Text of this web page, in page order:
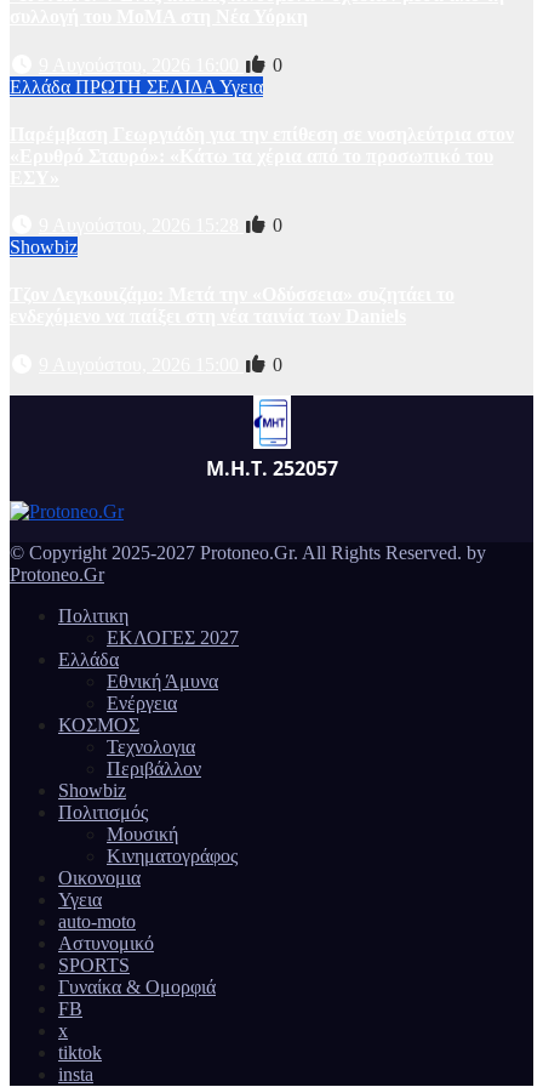
0
Ελλάδα ΠΡΩΤΗ ΣΕΛΙΔΑ Υγεια
0
Showbiz
0
Μ.Η.Τ. 252057
© Copyright 2025-2027 Protoneo.Gr. All Rights Reserved. by
Protoneo.Gr
Πολιτικη
ΕΚΛΟΓΕΣ 2027
Ελλάδα
Εθνική Άμυνα
Ενέργεια
ΚΟΣΜΟΣ
Τεχνολογια
Περιβάλλον
Showbiz
Πολιτισμός
Μουσική
Κινηματογράφος
Οικονομια
Υγεια
auto-moto
Αστυνομικό
SPORTS
Γυναίκα & Ομορφιά
FB
x
tiktok
insta